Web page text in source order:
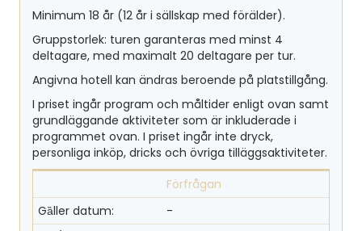
Minimum 18 år (12 år i sällskap med förälder).
Gruppstorlek: turen garanteras med minst 4
deltagare, med maximalt 20 deltagare per tur.
Angivna hotell kan ändras beroende på platstillgång.
I priset ingår program och måltider enligt ovan samt
grundläggande aktiviteter som är inkluderade i
programmet ovan. I priset ingår inte dryck,
personliga inköp, dricks och övriga tilläggsaktiviteter.
Förfrågan
-